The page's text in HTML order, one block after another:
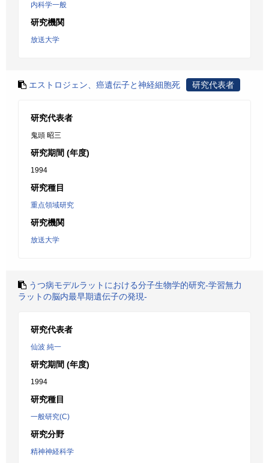
内科学一般
研究機関
放送大学
エストロジェン、癌遺伝子と神経細胞死 研究代表者
研究代表者
鬼頭 昭三
研究期間 (年度)
1994
研究種目
重点領域研究
研究機関
放送大学
うつ病モデルラットにおける分子生物学的研究-学習無力
ラットの脳内最早期遺伝子の発現-
研究代表者
仙波 純一
研究期間 (年度)
1994
研究種目
一般研究(C)
研究分野
精神神経科学